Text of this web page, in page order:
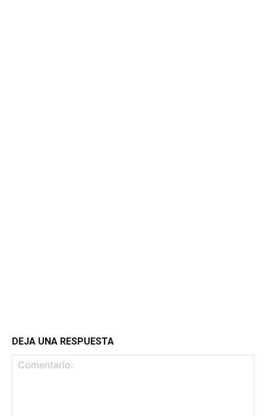
DEJA UNA RESPUESTA